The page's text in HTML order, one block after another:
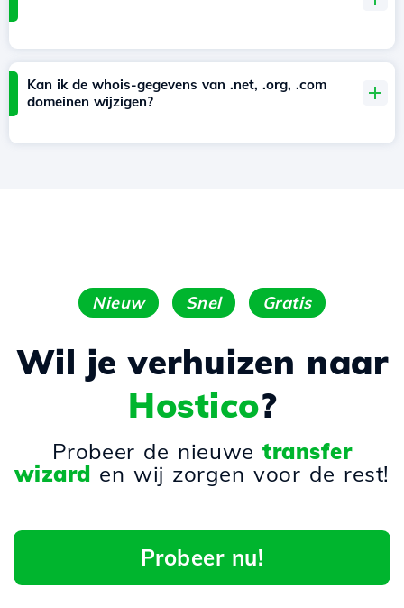
Kan ik de whois-gegevens van .net, .org, .com
domeinen wijzigen?
Nieuw Snel Gratis
Wil je verhuizen naar
Hostico?
Probeer de nieuwetransfer
wizard en wij zorgen voor de rest!
Probeer nu!